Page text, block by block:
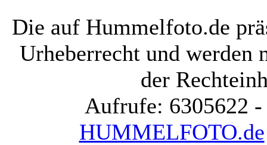
Die auf Hummelfoto.de
Urheberrecht und werden
der
Aufrufe: 6305622
HUMMELFOTO.de